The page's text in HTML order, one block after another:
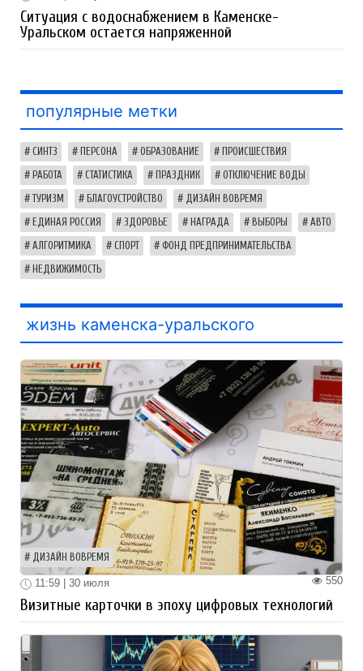
Ситуация с водоснабжением в Каменске-
Уральском остается напряженной
популярные метки
СИНТЗ ПЕРСОНА ОБРАЗОВАНИЕ ПРОИСШЕСТВИЯ
РАБОТА СТАТИСТИКА ПРАЗДНИК ОТКЛЮЧЕНИЕ ВОДЫ
ТУРИЗМ БЛАГОУСТРОЙСТВО ДИЗАЙН ВОВРЕМЯ
ЕДИНАЯ РОССИЯ ЗДОРОВЬЕ НАГРАДА ВЫБОРЫ АВТО
АЛГОРИТМИКА СПОРТ ФОНД ПРЕДПРИНИМАТЕЛЬСТВА
НЕДВИЖИМОСТЬ
жизнь каменска-уральского
ДИЗАЙН ВОВРЕМЯ
550
11:59 | 30 июля
Визитные карточки в эпоху цифровых технологий